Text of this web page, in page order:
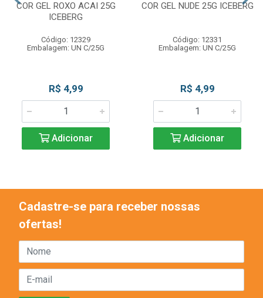
COR GEL ROXO ACAI 25G
ICEBERG
Código: 12329
Embalagem: UN C/25G
R$ 4,99
Adicionar
COR GEL NUDE 25G ICEBERG
Código: 12331
Embalagem: UN C/25G
R$ 4,99
Adicionar
Cadastre-se para receber nossas
ofertas!